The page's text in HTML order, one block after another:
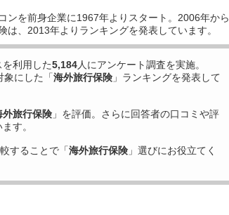
ンを前身企業に1967年よりスタート。2006年から
、2013年よりランキングを発表しています。
利用した5,184人にアンケート調査を実施。
象にした「海外旅行保険 」ランキングを発表して
外旅行保険 」を評価。さらに回答者の口コミや評
す。
することで「海外旅行保険 」選びにお役立てく